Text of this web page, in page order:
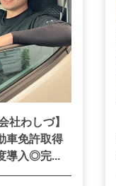
社わしづ】
免許取得
導入◎完...